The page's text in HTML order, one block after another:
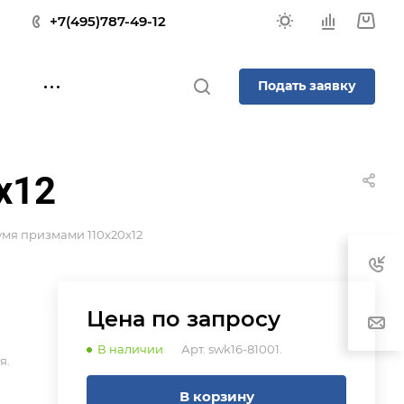
+7(495)787-49-12
Подать заявку
призмами 110x20x12
Цена по запросу
В наличии Арт. swk16-81001.
В корзину